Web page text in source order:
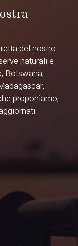
del nostro
naturali e
Botswana,
proponiamo,